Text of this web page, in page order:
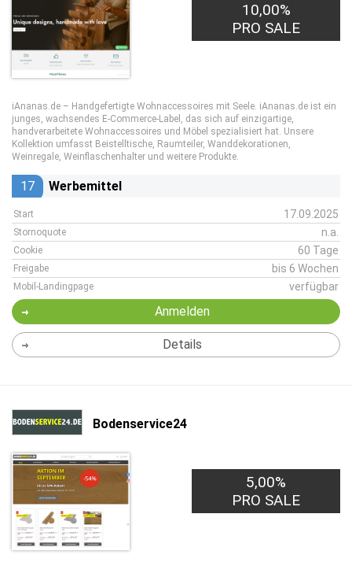
10,00%
PRO SALE
iAnanas.de – Handgefertigte Wohnaccessoires mit Seele. iAnanas.de ist ein
junges, wachsendes E-Commerce-Label, das sich auf einzigartige,
handverarbeitete Wohnaccessoires und Möbel spezialisiert hat. Unsere
Kollektion umfasst Beistelltische, Raumteiler, Wanddekorationen,
Weinregale, Weinflaschenhalter und weitere Produkte.
17 Werbemittel
Start 17.09.2025
Stornoquote n.a.
Cookie 60 Tage
Freigabe bis 6 Wochen
Mobil-Landingpage verfügbar
Anmelden
Details
Bodenservice24
5,00%
PRO SALE